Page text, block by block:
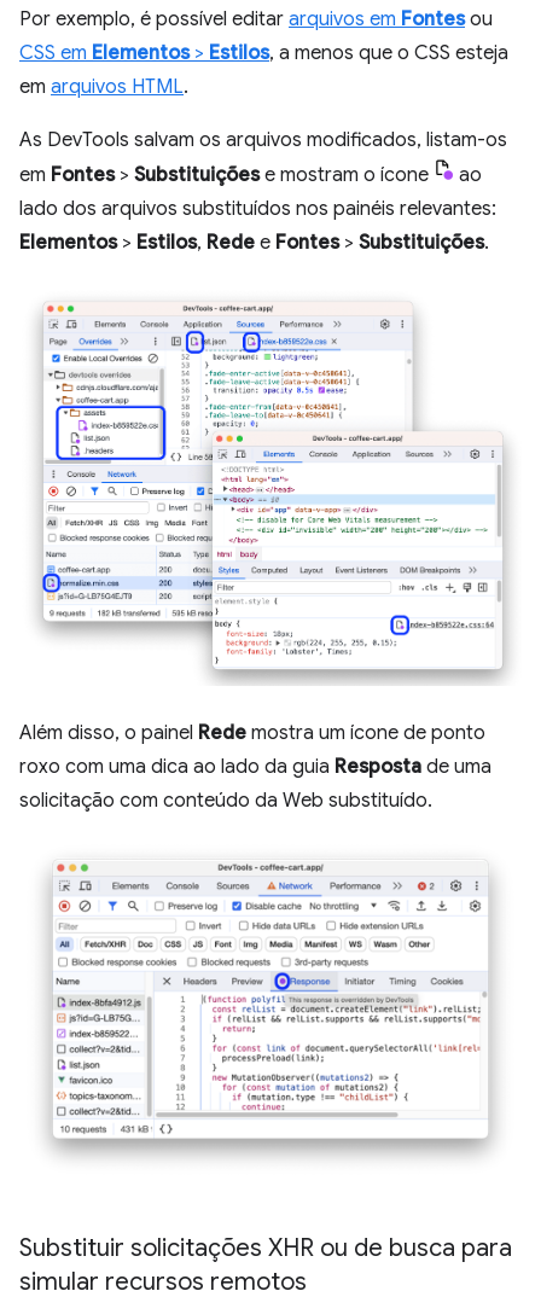
Por exemplo, é possível editar arquivos em Fontesou
CSS em Elementos> Estilos, a menos que o CSS esteja
em arquivos HTML.
As DevTools salvam os arquivos modificados, listam-os
em Fontes> Substituiçõese mostram o ícone
ao
lado dos arquivos substituídos nos painéis relevantes:
Elementos> Estilos, Rede e Fontes> Substituições.
Além disso, o painel Rede mostra um ícone de ponto
roxo com uma dica ao lado da guia Resposta de uma
solicitação com conteúdo da Web substituído.
Substituir solicitações XHR ou de busca para
simular recursos remotos